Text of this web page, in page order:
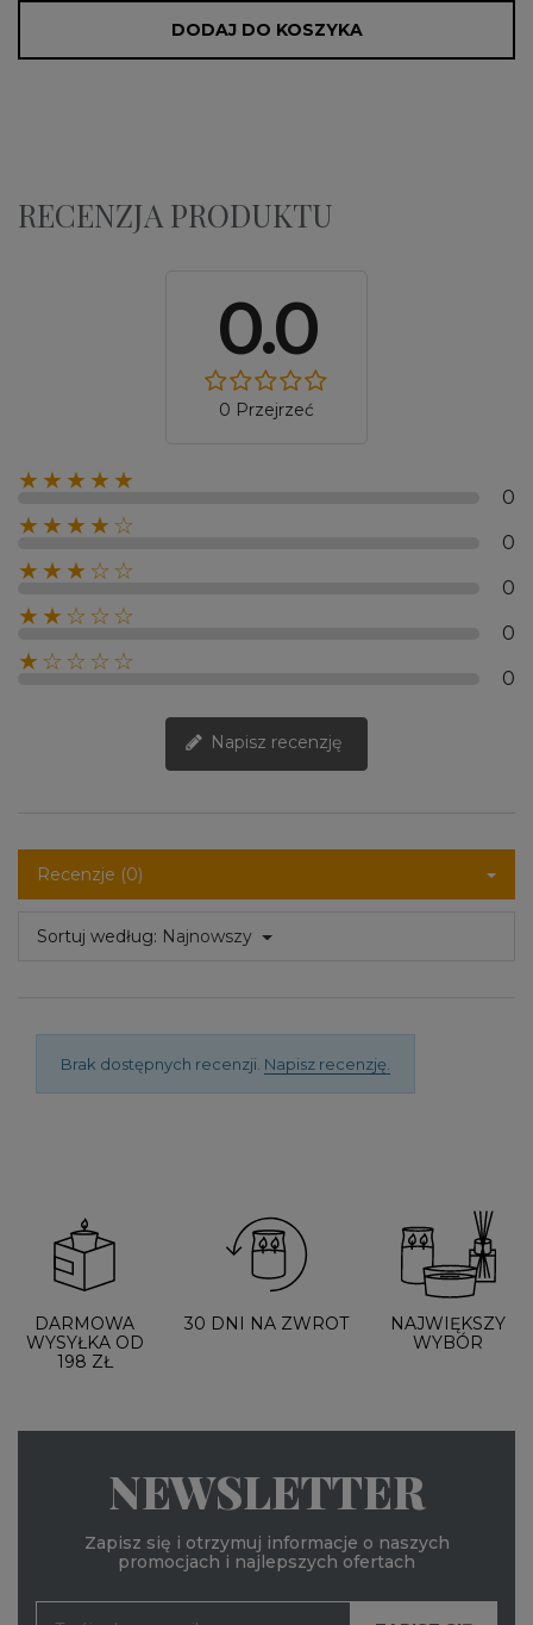
DODAJ DO KOSZYKA
RECENZJA PRODUKTU
0.0
0 Przejrzeć
★★★★★
0
★★★★☆
0
★★★☆☆
0
★★☆☆☆
0
★☆☆☆☆
0
Napisz recenzję
Recenzje (0)
Sortuj według: Najnowszy
Brak dostępnych recenzji. Napisz recenzję.
DARMOWA
WYSYŁKA OD
198 ZŁ
30 DNI NA ZWROT
NAJWIĘKSZY
WYBÓR
NEWSLETTER
Zapisz się i otrzymuj informacje o naszych
promocjach i najlepszych ofertach